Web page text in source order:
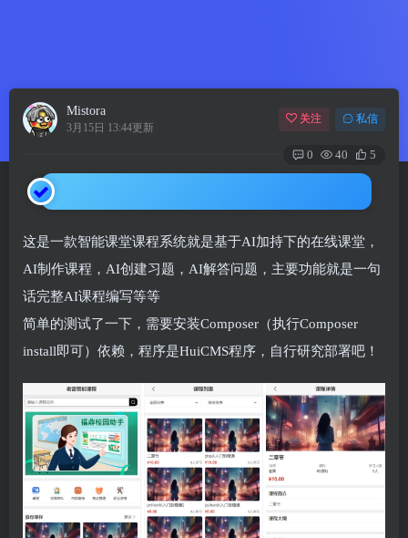
Mistora
3月15日 13:44更新
关注 私信
0 40 5
这是一款智能课堂课程系统就是基于AI加持下的在线课堂，
AI制作课程，AI创建习题，AI解答问题，主要功能就是一句
话完整AI课程编写等等
简单的测试了一下，需要安装Composer（执行Composer
install即可）依赖，程序是HuiCMS程序，自行研究部署吧！